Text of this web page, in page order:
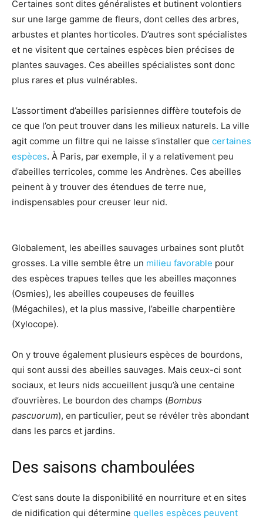
Certaines sont dites généralistes et butinent volontiers
sur une large gamme de fleurs, dont celles des arbres,
arbustes et plantes horticoles. D’autres sont spécialistes
et ne visitent que certaines espèces bien précises de
plantes sauvages. Ces abeilles spécialistes sont donc
plus rares et plus vulnérables.
L’assortiment d’abeilles parisiennes diffère toutefois de
ce que l’on peut trouver dans les milieux naturels. La ville
agit comme un filtre qui ne laisse s’installer que certaines
espèces. À Paris, par exemple, il y a relativement peu
d’abeilles terricoles, comme les Andrènes. Ces abeilles
peinent à y trouver des étendues de terre nue,
indispensables pour creuser leur nid.
Globalement, les abeilles sauvages urbaines sont plutôt
grosses. La ville semble être un milieu favorable pour
des espèces trapues telles que les abeilles maçonnes
(Osmies), les abeilles coupeuses de feuilles
(Mégachiles), et la plus massive, l’abeille charpentière
(Xylocope).
On y trouve également plusieurs espèces de bourdons,
qui sont aussi des abeilles sauvages. Mais ceux-ci sont
sociaux, et leurs nids accueillent jusqu’à une centaine
d’ouvrières. Le bourdon des champs (Bombus
pascuorum), en particulier, peut se révéler très abondant
dans les parcs et jardins.
Des saisons chamboulées
C’est sans doute la disponibilité en nourriture et en sites
de nidification qui détermine quelles espèces peuvent